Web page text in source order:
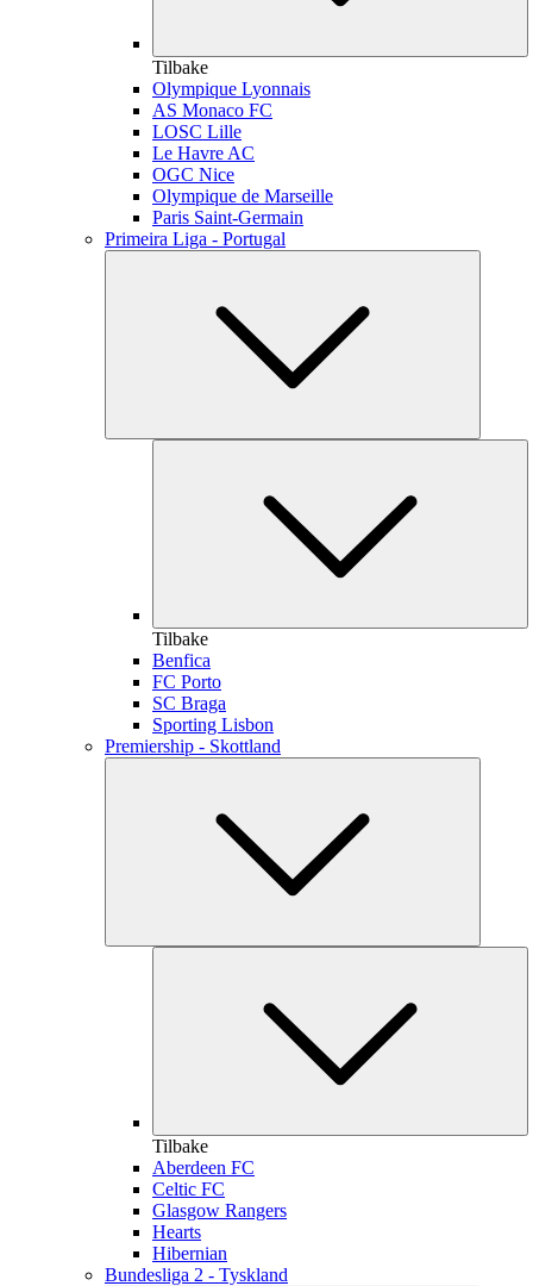
Tilbake
Olympique Lyonnais
AS Monaco FC
LOSC Lille
Le Havre AC
OGC Nice
Olympique de Marseille
Paris Saint-Germain
Primeira Liga - Portugal
Tilbake
Benfica
FC Porto
SC Braga
Sporting Lisbon
Premiership - Skottland
Tilbake
Aberdeen FC
Celtic FC
Glasgow Rangers
Hearts
Hibernian
Bundesliga 2 - Tyskland